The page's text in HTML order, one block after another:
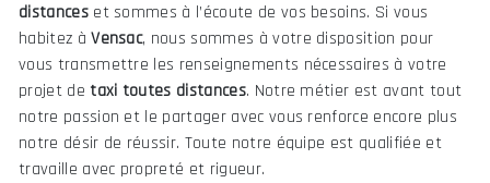
distanceset sommes à l’écoute de vos besoins. Si vous
habitez àVensac, nous sommes à votre disposition pour
vous transmettre les renseignements nécessaires à votre
projet de taxi toutes distances. Notre métier est avant tout
notre passion et le partager avec vous renforce encore plus
notre désir de réussir. Toute notre équipe est qualifiée et
travaille avec propreté et rigueur.